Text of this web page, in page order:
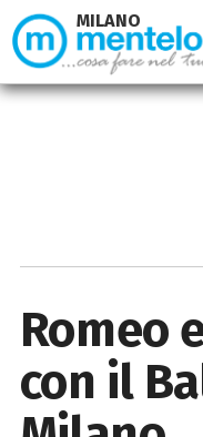
Romeo
con il
MILANO